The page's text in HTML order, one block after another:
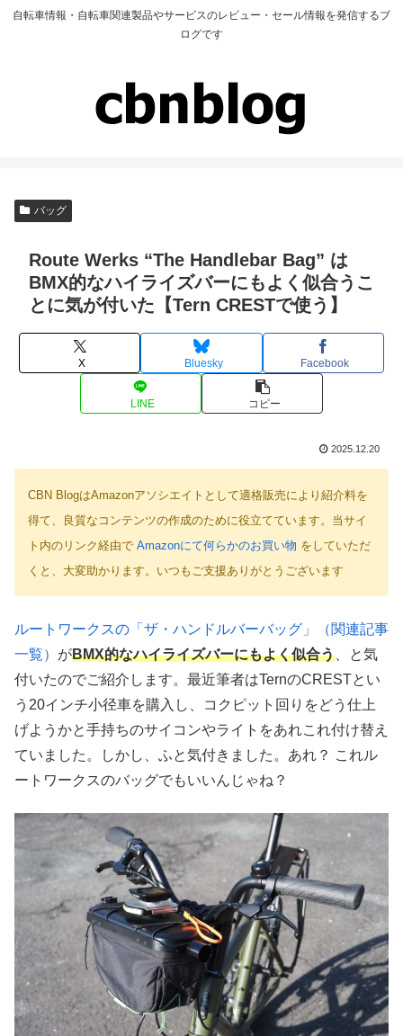
自転車情報・自転車関連製品やサービスのレビュー・セール情報を発信するブ
ログです
バッグ
Route Werks “The Handlebar Bag” は
BMX的なハイライズバーにもよく似合うこ
とに気が付いた【Tern CRESTで使う】
X Bluesky Facebook
LINE コピー
2025.12.20
CBN BlogはAmazonアソシエイトとして適格販売により紹介料を
得て、良質なコンテンツの作成のために役立てています。当サイ
ト内のリンク経由で Amazonにて何らかのお買い物 をしていただ
くと、大変助かります。いつもご支援ありがとうございます
ルートワークスの「ザ・ハンドルバーバッグ」（関連記事
一覧） がBMX的なハイライズバーにもよく似合う 、と気
付いたのでご紹介します。最近筆者はTernのCRESTとい
う20インチ小径車を購入し、コクピット回りをどう仕上
げようかと手持ちのサイコンやライトをあれこれ付け替え
ていました。しかし、ふと気付きました。あれ？ これル
ートワークスのバッグでもいいんじゃね？